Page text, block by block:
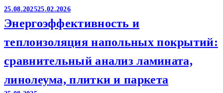
25.08.202525.02.2026
Энергоэффективность и
теплоизоляция напольных покрытий:
сравнительный анализ ламината,
линолеума, плитки и паркета